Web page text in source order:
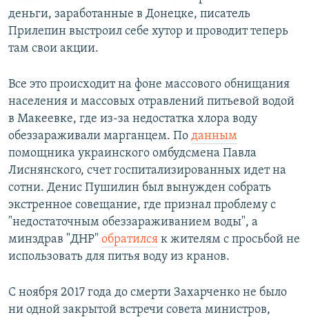
деньги, заработанные в Донецке, писатель
Прилепин выстроил себе хутор и проводит теперь
там свои акции.
Все это происходит на фоне массового обнищания
населения и массовых отравлений питьевой водой
в Макеевке, где из-за недостатка хлора воду
обеззараживали марганцем. По данным
помощника украинского омбудсмена Павла
Лиснянского, счет госпитализированных идет на
сотни. Денис Пушилин был вынужден собрать
экстренное совещание, где признал проблему с
"недостаточным обеззараживанием воды", а
минздрав "ДНР" обратился к жителям с просьбой не
использовать для питья воду из кранов.
С ноября 2017 года до смерти Захарченко не было
ни одной закрытой встречи совета министров,